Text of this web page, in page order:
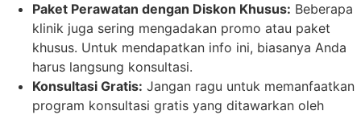
Paket Perawatan dengan Diskon Khusus: Beberapa
klinik juga sering mengadakan promo atau paket
khusus. Untuk mendapatkan info ini, biasanya Anda
harus langsung konsultasi.
Konsultasi Gratis: Jangan ragu untuk memanfaatkan
program konsultasi gratis yang ditawarkan oleh